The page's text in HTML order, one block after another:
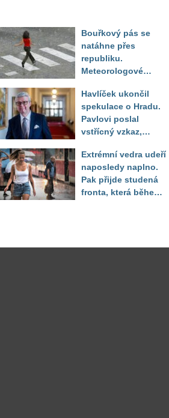
Bouřkový pás se
natáhne přes
republiku.
Meteorologové
výstrahou, kde hrozí
kroupy a prudký vítr
Havlíček ukončil
spekulace o Hradu.
Pavlovi poslal
vstřícný vzkaz,
setřel
Extrémní vedra udeří
naposledy naplno.
Pak přijde studená
fronta, která během